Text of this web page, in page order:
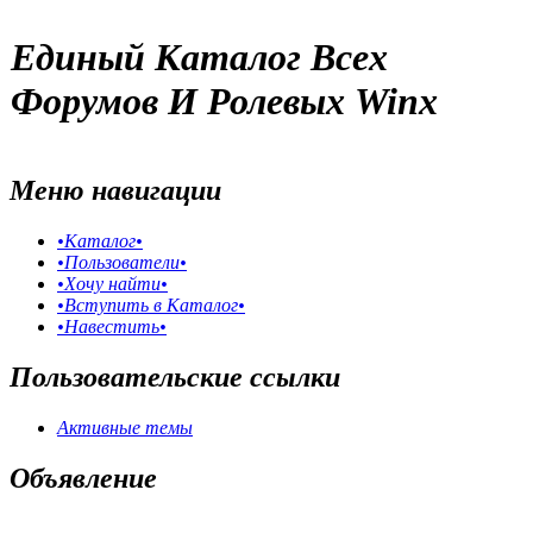
Единый Каталог Всех
Форумов И Ролевых Winx
Меню навигации
•Каталог•
•Пользователи•
•Хочу найти•
•Вступить в Каталог•
•Навестить•
Пользовательские ссылки
Активные темы
Объявление